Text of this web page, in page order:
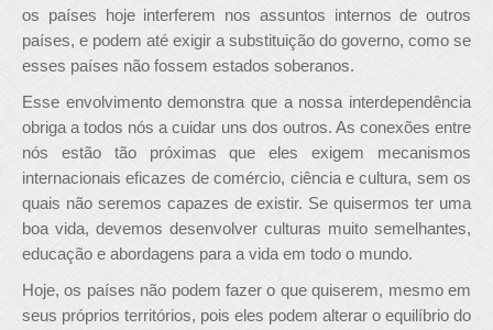
os países hoje interferem nos assuntos internos de outros
países, e podem até exigir a substituição do governo, como se
esses países não fossem estados soberanos.
Esse envolvimento demonstra que a nossa interdependência
obriga a todos nós a cuidar uns dos outros. As conexões entre
nós estão tão próximas que eles exigem mecanismos
internacionais eficazes de comércio, ciência e cultura, sem os
quais não seremos capazes de existir. Se quisermos ter uma
boa vida, devemos desenvolver culturas muito semelhantes,
educação e abordagens para a vida em todo o mundo.
Hoje, os países não podem fazer o que quiserem, mesmo em
seus próprios territórios, pois eles podem alterar o equilíbrio do